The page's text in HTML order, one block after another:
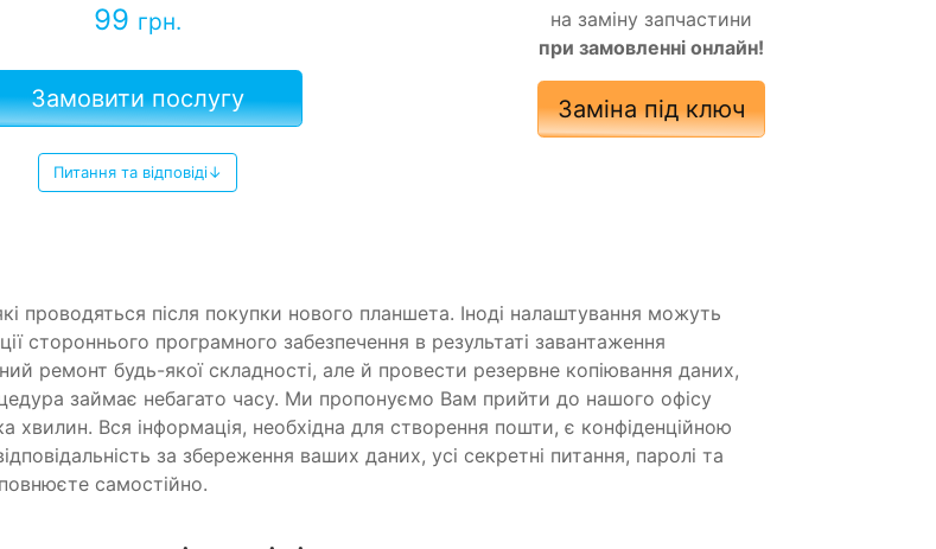
99 грн.
Замовити послугу
Питання та відповіді↓
на заміну запчастини
при замовленні онлайн!
Заміна під ключ
проводяться після покупки нового планшета. Іноді налаштування можуть
стороннього програмного забезпечення в результаті завантаження
ремонт будь-якої складності, але й провести резервне копіювання даних,
займає небагато часу. Ми пропонуємо Вам прийти до нашого офісу
хвилин. Вся інформація, необхідна для створення пошти, є конфіденційною
за збереження ваших даних, усі секретні питання, паролі та
самостійно.